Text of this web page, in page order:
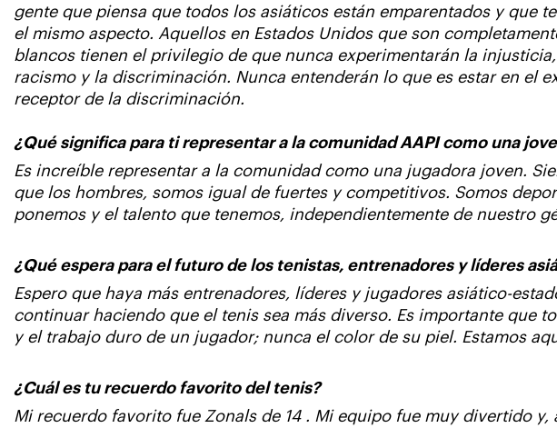
gente que piensa que todos los asiáticos están emparentados y que
el mismo aspecto. Aquellos en Estados Unidos que son
blancos tienen el privilegio de que nunca experimentarán la
racismo y la discriminación. Nunca entenderán lo que es estar en el
receptor de la discriminación.
¿Qué significa para ti representar a la comunidad AAPI como una
Es increíble representar a la comunidad como una jugadora joven.
que los hombres, somos igual de fuertes y competitivos. Somos
ponemos y el talento que tenemos, independientemente de nuestro
¿Qué espera para el futuro de los tenistas, entrenadores y líderes
Espero que haya más entrenadores, líderes y jugadores asiático-
continuar haciendo que el tenis sea más diverso. Es importante que
y el trabajo duro de un jugador; nunca el color de su piel. Estamos
¿Cuál es tu recuerdo favorito del tenis?
Mi recuerdo favorito fue Zonals de 14 . Mi equipo fue muy divertido